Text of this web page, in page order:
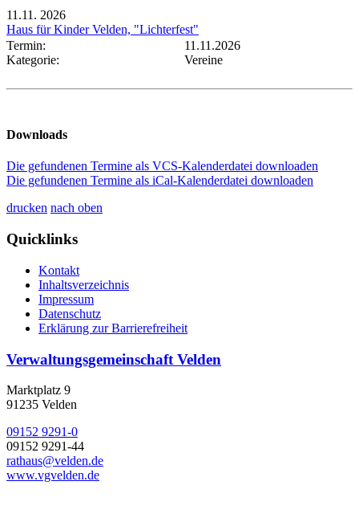
11.11. 2026
Haus für Kinder Velden, "Lichterfest"
Termin:
11.11.2026
Kategorie:
Vereine
Downloads
Die gefundenen Termine als VCS-Kalenderdatei downloaden
Die gefundenen Termine als iCal-Kalenderdatei downloaden
drucken nach oben
Quicklinks
Kontakt
Inhaltsverzeichnis
Impressum
Datenschutz
Erklärung zur Barrierefreiheit
Verwaltungsgemeinschaft Velden
Marktplatz 9
91235 Velden
09152 9291-0
09152 9291-44
rathaus@velden.de
www.vgvelden.de